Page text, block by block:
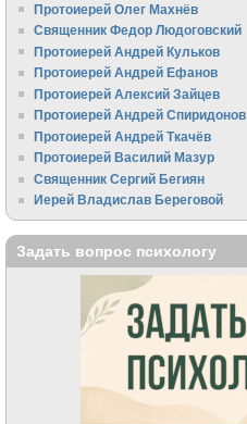
Протоиерей Олег Махнёв
Священник Федор Людоговский
Протоиерей Андрей Кульков
Протоиерей Андрей Ефанов
Протоиерей Алексий Зайцев
Протоиерей Андрей Спиридонов
Протоиерей Андрей Ткачёв
Протоиерей Василий Мазур
Священник Сергий Бегиян
Иерей Владислав Береговой
Задать вопрос психологу